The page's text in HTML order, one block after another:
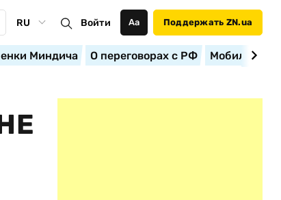
RU Войти Аа Поддержать ZN.ua
Миндича О переговорах с РФ